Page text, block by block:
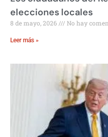
elecciones locales
8 de mayo, 2026 No hay
Leer más »